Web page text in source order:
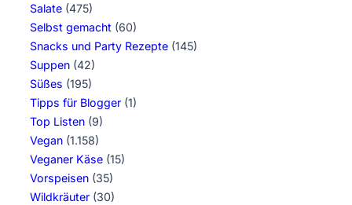
Salate (475)
Selbst gemacht (60)
Snacks und Party Rezepte (145)
Suppen (42)
Süßes (195)
Tipps für Blogger (1)
Top Listen (9)
Vegan (1.158)
Veganer Käse (15)
Vorspeisen (35)
Wildkräuter (30)